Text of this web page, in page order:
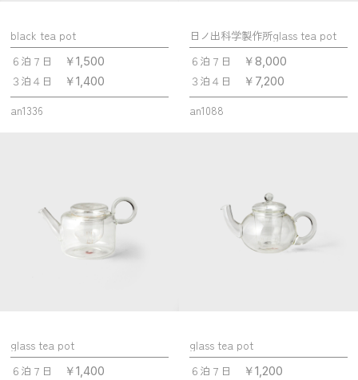
black tea pot
６泊７日
￥1,500
３泊４日 ￥1,400
an1336
日ノ出科学製作所glass tea pot
６泊７日
￥8,000
３泊４日 ￥7,200
an1088
glass tea pot
６泊７日
￥1,400
glass tea pot
６泊７日
￥1,200